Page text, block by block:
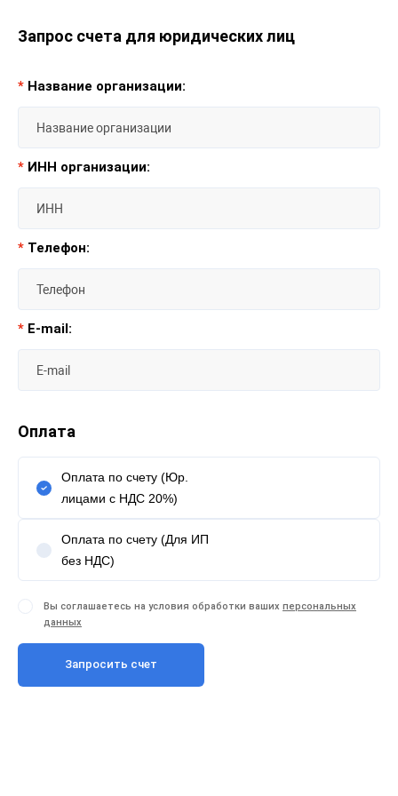
Запрос счета для юридических лиц
* Название организации:
* ИНН организации:
* Телефон:
* E-mail:
Оплата
Оплата по счету (Юр.
лицами с НДС 20%)
Оплата по счету (Для ИП
без НДС)
Вы соглашаетесь на условия обработки ваших персональных
данных